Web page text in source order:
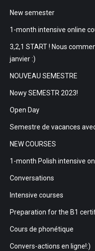
New semester
1-month intensive online
3,2,1 START ! Nous
janvier :)
NOUVEAU SEMESTRE
Nowy SEMESTR 2023!
Open Day
Semestre de vacances
NEW COURSES
1-month Polish intensive
Conversations
Intensive courses
Preparation for the B1
Cours de phonétique
Convers-actions en ligne!:)